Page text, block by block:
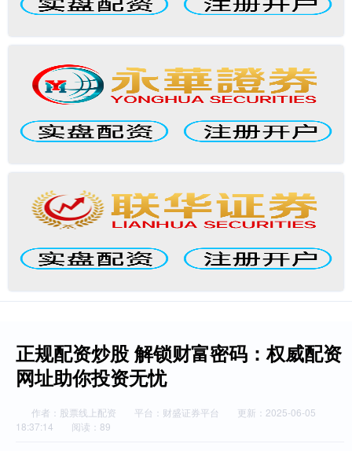
正规配资炒股 解锁财富密码：权威配资
网址助你投资无忧
作者：股票线上配资 平台：财盛证券平台
更新：2025-06-05
18:37:14
阅读：89